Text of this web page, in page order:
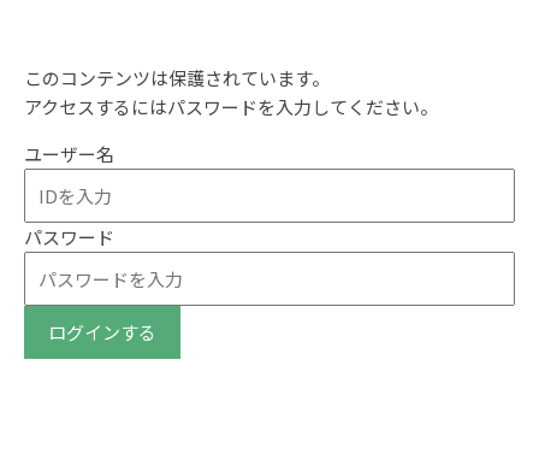
このコンテンツは保護されています。
アクセスするにはパスワードを入力してください。
ユーザー名
パスワード
ログインする